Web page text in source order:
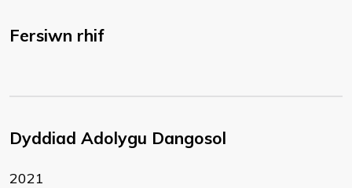
Fersiwn rhif
Dyddiad Adolygu Dangosol
2021